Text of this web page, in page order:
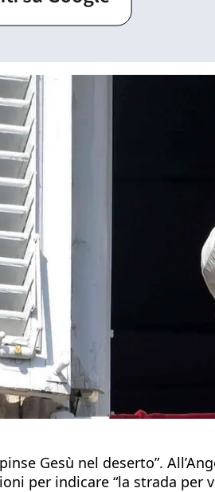
Gesù nel deserto”.
per indicare “la strada